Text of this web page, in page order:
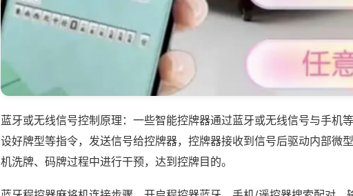
蓝牙或无线信号控制原理：一些智能控牌器通过蓝牙或无线信号与手机
设好牌型等指令，发送信号给控牌器，控牌器接收到信号后驱动内部微
机洗牌、码牌过程中进行干预，达到控牌目的。